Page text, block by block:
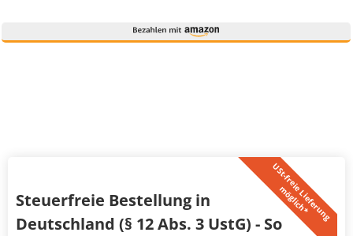
U
S
t
-
f
r
e
i
e
L
i
e
f
e
r
u
n
g
m
ö
g
l
i
c
h
*
Steuerfreie Bestellung in
Deutschland (§ 12 Abs. 3 UstG) - So